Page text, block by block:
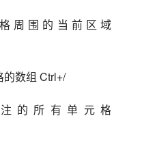
周围的当前区域
数组 Ctrl+/
的所有单元格